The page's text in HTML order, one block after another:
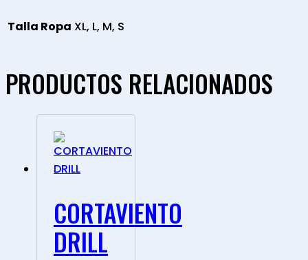
Talla Ropa XL, L, M, S
PRODUCTOS RELACIONADOS
CORTAVIENTO
DRILL